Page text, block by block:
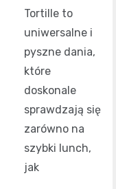
Tortille to
uniwersalne i
pyszne dania,
które
doskonale
sprawdzają się
zarówno na
szybki lunch,
jak